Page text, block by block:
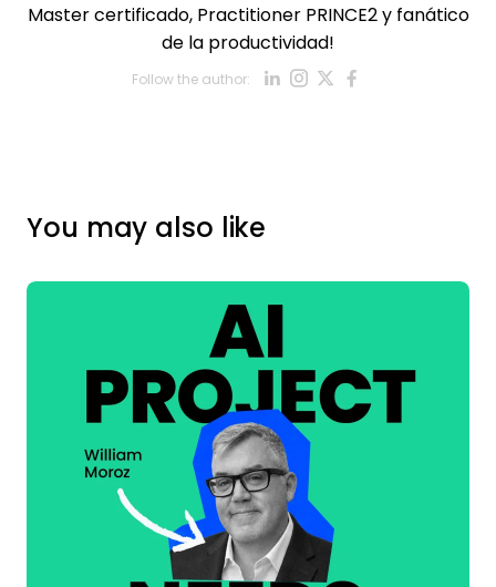
Master certificado, Practitioner PRINCE2 y fanático
de la productividad!
Follow the author: Opens new
Opens new
Opens new
Opens
You may also like